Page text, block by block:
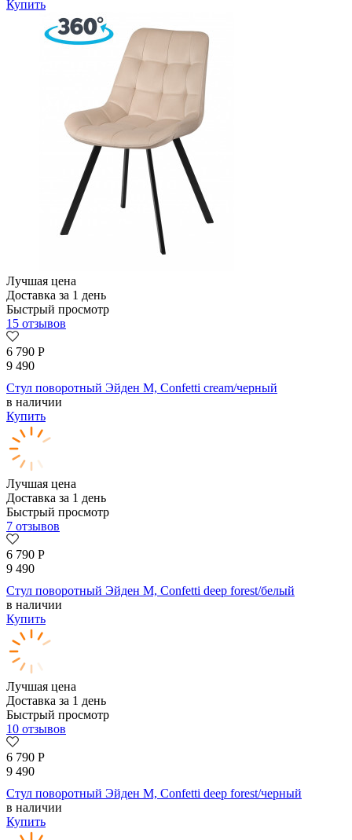
Купить
Лучшая цена
Доставка за 1 день
Быстрый просмотр
15 отзывов
6 790 Р
9 490
Стул поворотный Эйден М, Confetti cream/черный
в наличии
Купить
Лучшая цена
Доставка за 1 день
Быстрый просмотр
7 отзывов
6 790 Р
9 490
Стул поворотный Эйден М, Confetti deep forest/белый
в наличии
Купить
Лучшая цена
Доставка за 1 день
Быстрый просмотр
10 отзывов
6 790 Р
9 490
Стул поворотный Эйден М, Confetti deep forest/черный
в наличии
Купить